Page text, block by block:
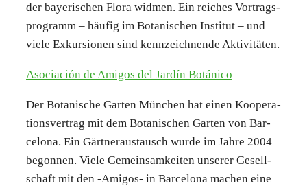
der baye­ri­schen Flo­ra wid­men. Ein rei­ches Vor­trags­
pro­gramm – häu­fig im Bota­ni­schen Insti­tut – und
vie­le Exkur­sio­nen sind kenn­zeich­nen­de Akti­vi­tä­ten.
Aso­cia­ción de Ami­gos del Jar­dín Botá­ni­co
Der Bota­ni­sche Gar­ten Mün­chen hat einen Koope­ra­
ti­ons­ver­trag mit dem Bota­ni­schen Gar­ten von Bar­
ce­lo­na. Ein Gärt­ner­aus­tausch wur­de im Jah­re 2004
begon­nen. Vie­le Gemein­sam­kei­ten unse­rer Gesell­
schaft mit den ‑Ami­gos- in Bar­ce­lo­na machen eine